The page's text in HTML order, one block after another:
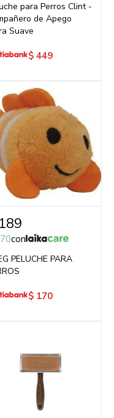
para Perros Clint -
de Apego
Suave
$ 449
189
con
PELUCHE PARA
$ 170